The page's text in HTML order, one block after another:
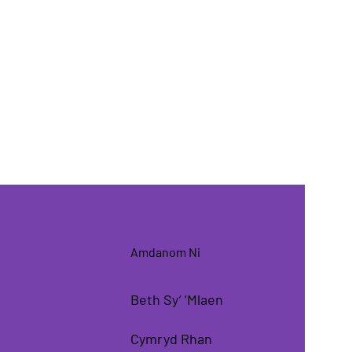
Amdanom Ni
Beth Sy’ ’Mlaen
Cymryd Rhan